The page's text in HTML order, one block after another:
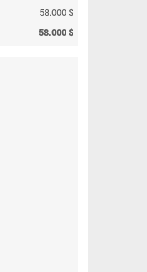
58.000 $
58.000 $